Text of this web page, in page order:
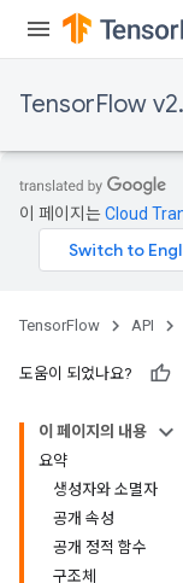
TensorFlow
이 페이지는Cloud
TensorFlow API
도움이 되었나요?
이 페이지의 내용
요약
생성자와 소멸자
공개 속성
공개 정적 함수
구조체